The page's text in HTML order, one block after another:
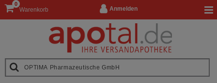
Anmelden
Warenkorb
0